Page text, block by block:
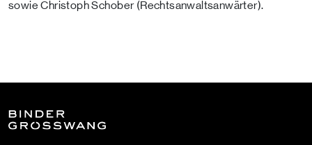
sowie Christoph Schober (Rechtsanwaltsanwärter).